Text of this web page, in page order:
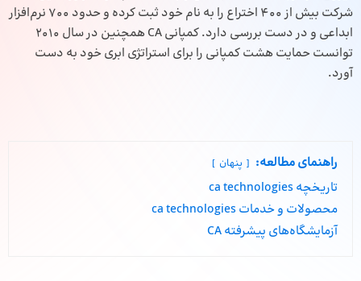
شرکت بیش از ۴۰۰ اختراع را به نام خود ثبت کرده و حدود ۷۰۰ نرم‌افزار
توانست حمایت هشت کمپانی را برای استراتژی ابری خود به دست
آورد.
راهنمای مطالعه: پنهان
تاریخچه ca technologies
محصولات و خدمات ca technologies
آزمایشگاه‌های پیشرفته CA